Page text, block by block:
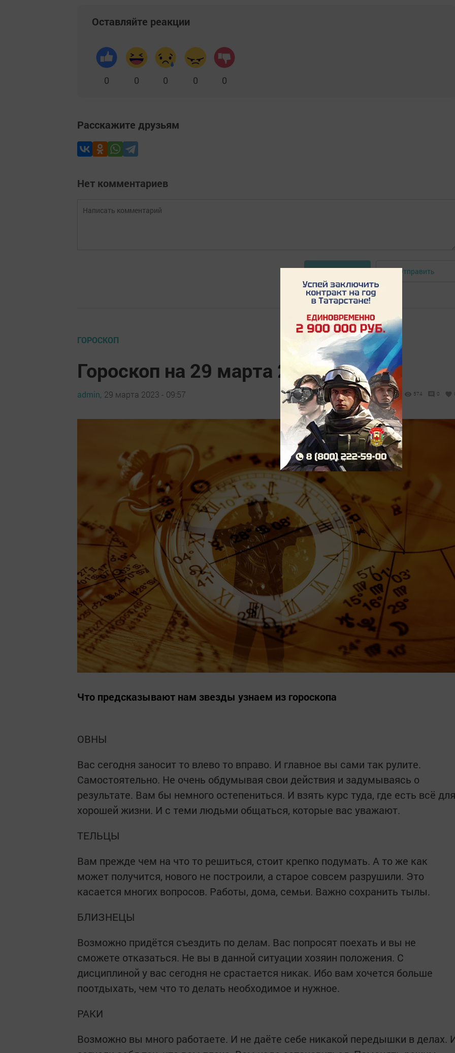
Оставляйте реакции
0 0 0 0 0
Расскажите друзьям
Нет комментариев
Авторизоваться Отправить
ГОРОСКОП
Гороскоп на 29 марта 2023 года
admin, 29 марта 2023 - 09:57 574 0
Что предсказывают нам звезды узнаем из гороскопа
ОВНЫ
Вас сегодня заносит то влево то вправо. И главное вы сами так рулите.
Самостоятельно. Не очень обдумывая свои действия и задумываясь о
результате. Вам бы немного остепениться. И взять курс туда, где есть всё для
хорошей жизни. И с теми людьми общаться, которые вас уважают.
ТЕЛЬЦЫ
Вам прежде чем на что то решиться, стоит крепко подумать. А то же как
может получится, нового не построили, а старое совсем разрушили. Это
касается многих вопросов. Работы, дома, семьи. Важно сохранить тылы.
БЛИЗНЕЦЫ
Возможно придётся съездить по делам. Вас попросят поехать и вы не
сможете отказаться. Не вы в данной ситуации хозяин положения. С
дисциплиной у вас сегодня не срастается никак. Ибо вам хочется больше
поотдыхать, чем что то делать необходимое и нужное.
РАКИ
Возможно вы много работаете. И не даёте себе никакой передышки в делах.